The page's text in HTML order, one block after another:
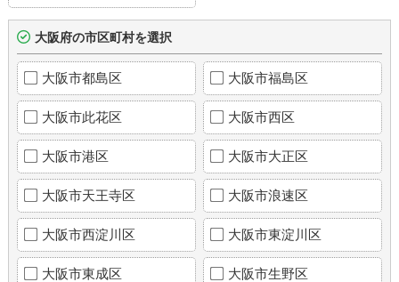
大阪府の市区町村を選択
大阪市都島区 大阪市福島区
大阪市此花区 大阪市西区
大阪市港区 大阪市大正区
大阪市天王寺区 大阪市浪速区
大阪市西淀川区 大阪市東淀川区
大阪市東成区 大阪市生野区